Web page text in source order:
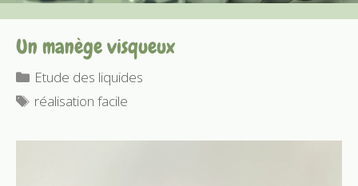
Un manège visqueux
Catégories
Etude des liquides
Étiquettes
réalisation facile